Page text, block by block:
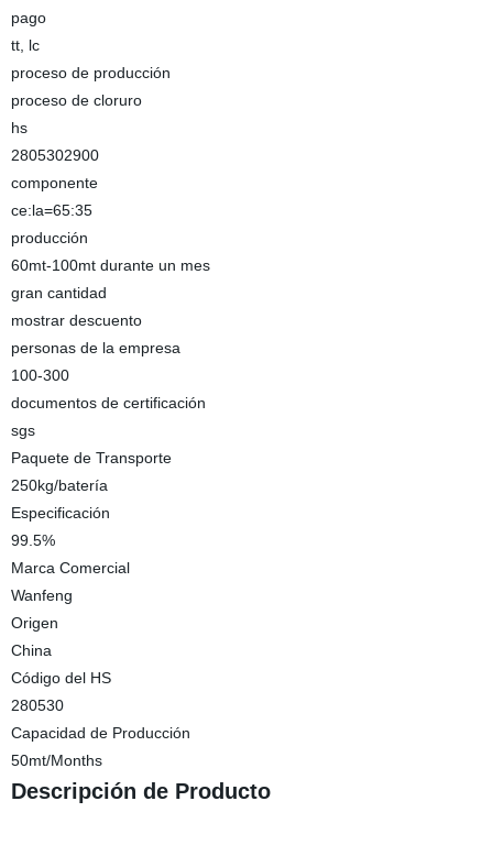
pago
tt, lc
proceso de producción
proceso de cloruro
hs
2805302900
componente
ce:la=65:35
producción
60mt-100mt durante un mes
gran cantidad
mostrar descuento
personas de la empresa
100-300
documentos de certificación
sgs
Paquete de Transporte
250kg/batería
Especificación
99.5%
Marca Comercial
Wanfeng
Origen
China
Código del HS
280530
Capacidad de Producción
50mt/Months
Descripción de Producto